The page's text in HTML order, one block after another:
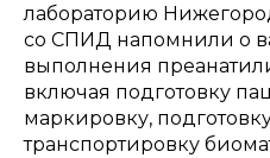
лабораторию
со СПИД напомнили о
выполнения
включая подготовку
маркировку,
транспортировку